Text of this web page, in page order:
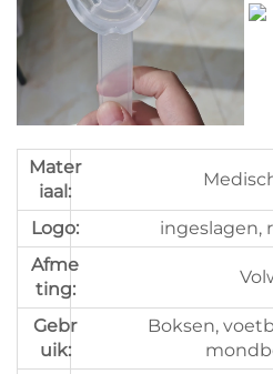
Mater
iaal:
Logo:
ingeslagen,
Afme
ting:
Gebr
uik:
Boksen,